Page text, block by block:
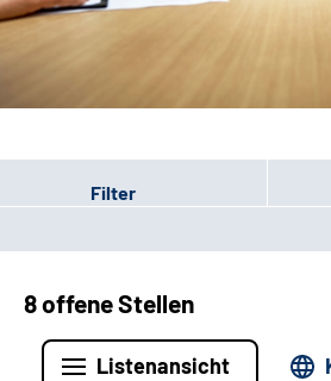
Leichte Sprache
Filter
8 offene Stellen
Listenansicht